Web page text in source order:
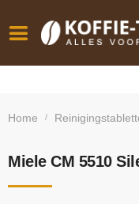
Home /
Miele CM 5510